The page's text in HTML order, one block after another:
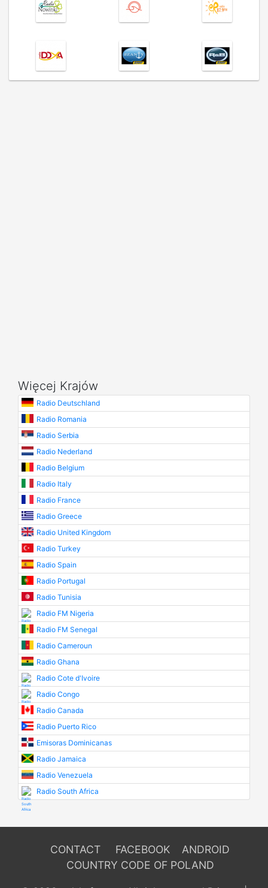
Więcej Krajów
Radio Deutschland
Radio Romania
Radio Serbia
Radio Nederland
Radio Belgium
Radio Italy
Radio France
Radio Greece
Radio United Kingdom
Radio Turkey
Radio Spain
Radio Portugal
Radio Tunisia
Radio FM Nigeria
Radio FM Senegal
Radio Cameroun
Radio Ghana
Radio Cote d'Ivoire
Radio Congo
Radio Canada
Radio Puerto Rico
Emisoras Dominicanas
Radio Jamaica
Radio Venezuela
Radio South Africa
CONTACT FACEBOOK
ANDROID
COUNTRY CODE OF POLAND